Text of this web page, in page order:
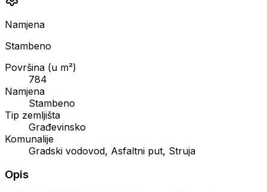
Namjena
Stambeno
Površina (u m²)
784
Namjena
Stambeno
Tip zemljišta
Građevinsko
Komunalije
Gradski vodovod, Asfaltni put, Struja
Opis